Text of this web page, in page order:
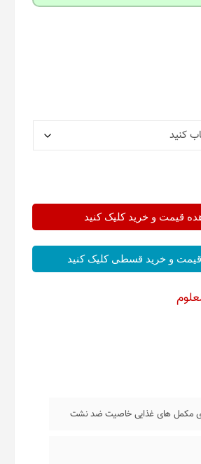
قیمت و خرید کلیک کنید
و خرید قسطی کلیک کنید
مکمل های غذایی خاصیت ضد نشت